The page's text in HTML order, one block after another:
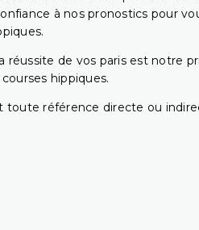
à nos pronostics pour
réussite de vos paris est notre
hippiques.
toute référence directe ou